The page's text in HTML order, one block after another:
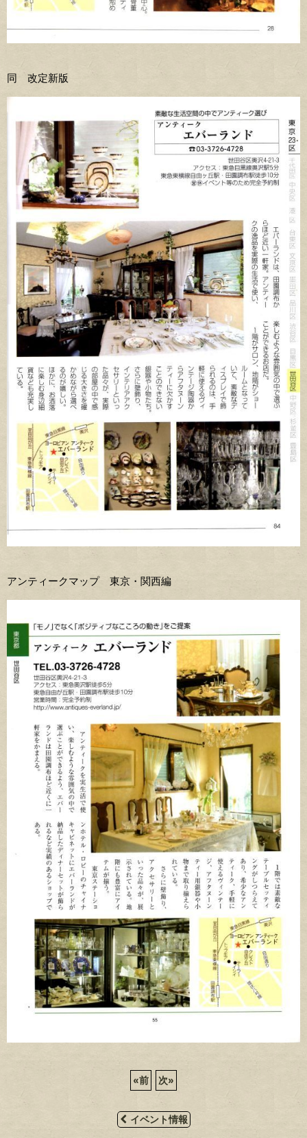
同 改定新版
アンティークマップ 東京・関西編
«前 次»
イベント情報